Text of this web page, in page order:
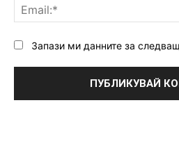
Запази ми данните за